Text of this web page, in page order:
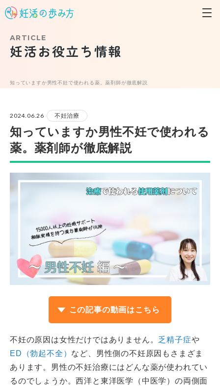
知っていますか男性不妊で使われる薬。薬剤師が徹底解説
ARTICLE
妊活お役立ち情報
2024.06.26 不妊治療
知っていますか男性不妊で使われる
薬。薬剤師が徹底解説
この記事の動画はこちら
不妊の原因は女性だけではありません。 乏精子症や
ED（勃起不全） など、男性側の不妊原因もさまざま
あります。男性の不妊治療にはどんな薬が使われてい
るのでしょうか。西洋と東洋医学（中医学）の両側面